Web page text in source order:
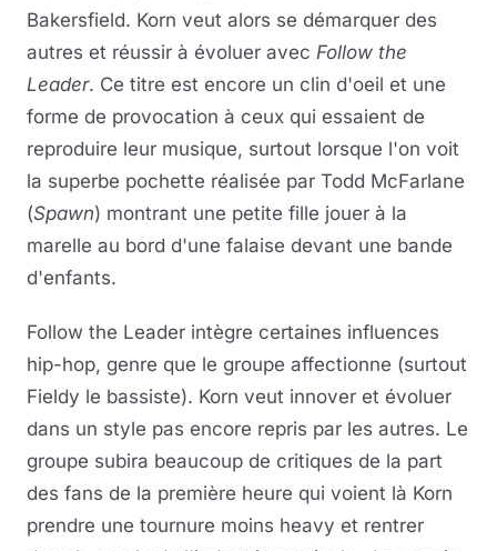
Bakersfield. Korn veut alors se démarquer des
autres et réussir à évoluer avec Follow the
Leader. Ce titre est encore un clin d'oeil et une
forme de provocation à ceux qui essaient de
reproduire leur musique, surtout lorsque l'on voit
la superbe pochette réalisée par Todd McFarlane
(Spawn) montrant une petite fille jouer à la
marelle au bord d'une falaise devant une bande
d'enfants.
Follow the Leader intègre certaines influences
hip-hop, genre que le groupe affectionne (surtout
Fieldy le bassiste). Korn veut innover et évoluer
dans un style pas encore repris par les autres. Le
groupe subira beaucoup de critiques de la part
des fans de la première heure qui voient là Korn
prendre une tournure moins heavy et rentrer